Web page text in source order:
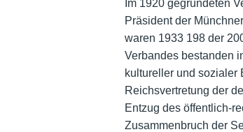
Im 1920 gegründeten
Präsident der
waren 1933 198 der
Verbandes bestanden
kultureller und sozialer
Reichsvertretung der
Entzug des öffentlich-
Zusammenbruch der